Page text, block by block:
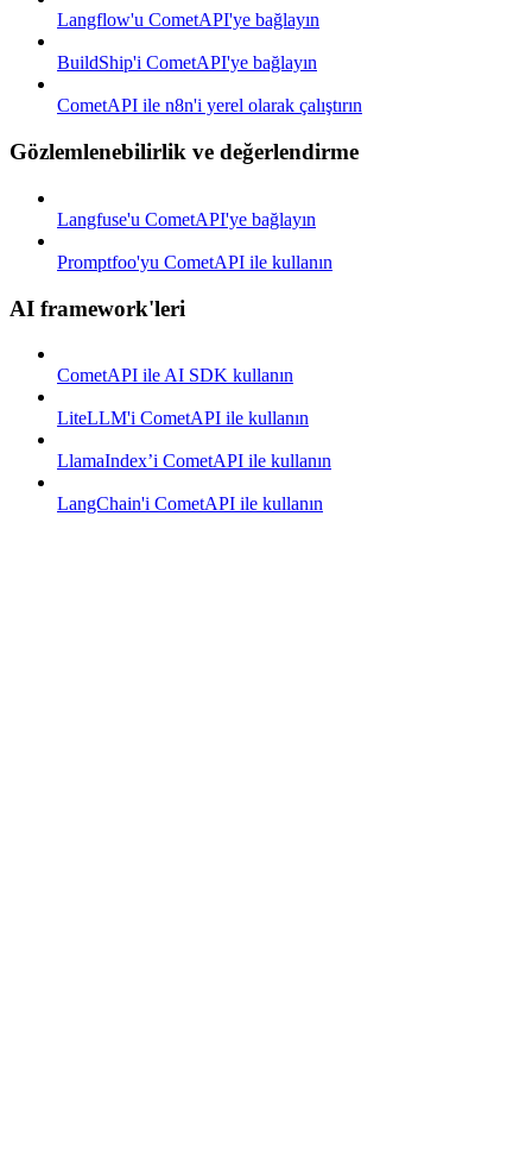
Langflow'u CometAPI'ye bağlayın
BuildShip'i CometAPI'ye bağlayın
CometAPI ile n8n'i yerel olarak çalıştırın
Gözlemlenebilirlik ve değerlendirme
Langfuse'u CometAPI'ye bağlayın
Promptfoo'yu CometAPI ile kullanın
AI framework'leri
CometAPI ile AI SDK kullanın
LiteLLM'i CometAPI ile kullanın
LlamaIndex’i CometAPI ile kullanın
LangChain'i CometAPI ile kullanın